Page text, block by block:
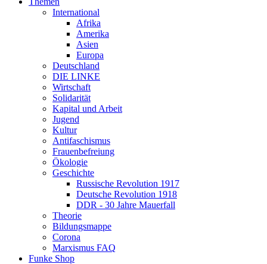
International
Afrika
Amerika
Asien
Europa
Deutschland
DIE LINKE
Wirtschaft
Solidarität
Kapital und Arbeit
Jugend
Kultur
Antifaschismus
Frauenbefreiung
Ökologie
Geschichte
Russische Revolution 1917
Deutsche Revolution 1918
DDR - 30 Jahre Mauerfall
Theorie
Bildungsmappe
Corona
Marxismus FAQ
Funke Shop